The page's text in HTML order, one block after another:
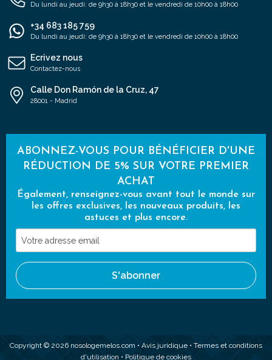
Du lundi au jeudi: de 9h30 à 18h30 et le vendredi de 10h00 à 18h00
+34 683 185 759
Du lundi au jeudi: de 9h30 à 18h30 et le vendredi de 10h00 à 18h00
Ecrivez nous
Contactez-nous
Calle Don Ramón de la Cruz, 47
28001 - Madrid
ABONNEZ-VOUS POUR BÉNÉFICIER D'UNE
RÉDUCTION DE 5% SUR VOTRE PREMIER
ACHAT
Également, renseignez-vous avant tout le monde sur
les offres exclusives, les nouveaux produits, les
astuces et plus encore.
Votre
adresse
email
S'abonner
Copyright © 2026 nosologemelos.com • Avis juridique • Termes et conditions
d'utilisation • Politique de cookies